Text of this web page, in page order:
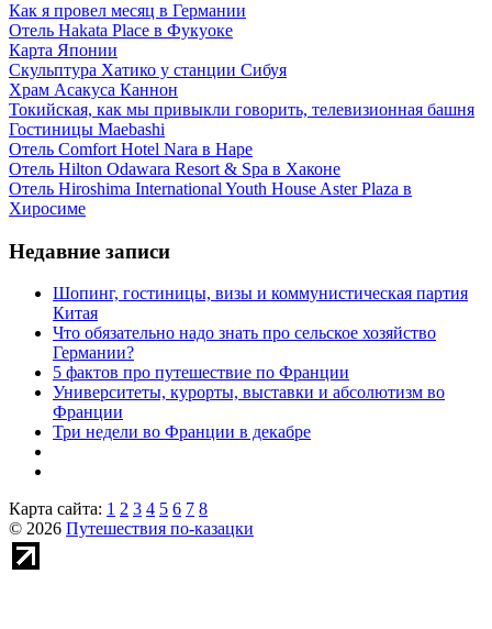
Как я провел месяц в Германии
Отель Hakata Place в Фукуоке
Карта Японии
Скульптура Хатико у станции Сибуя
Храм Асакуса Каннон
Токийская, как мы привыкли говорить, телевизионная башня
Гостиницы Maebashi
Отель Comfort Hotel Nara в Наре
Отель Hilton Odawara Resort & Spa в Хаконе
Отель Hiroshima International Youth House Aster Plaza в
Хиросиме
Недавние записи
Шопинг, гостиницы, визы и коммунистическая партия
Китая
Что обязательно надо знать про сельское хозяйство
Германии?
5 фактов про путешествие по Франции
Университеты, курорты, выставки и абсолютизм во
Франции
Три недели во Франции в декабре
Карта сайта: 1 2 3 4 5 6 7 8
© 2026 Путешествия по-казацки